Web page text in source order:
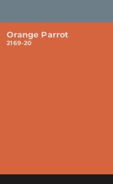
Orange Parrot
2169-20